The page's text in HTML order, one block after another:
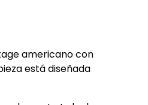
americano con
está diseñada